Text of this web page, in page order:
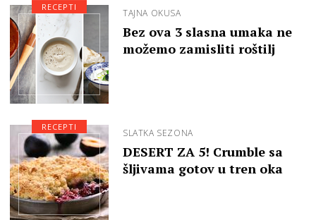
TAJNA OKUSA
Bez ova 3 slasna umaka ne
možemo zamisliti roštilj
RECEPTI
SLATKA SEZONA
DESERT ZA 5! Crumble sa
šljivama gotov u tren oka
RECEPTI